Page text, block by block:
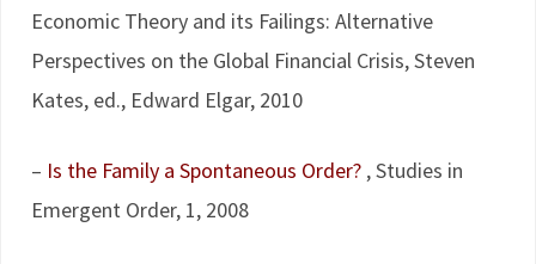
Economic Theory and its Failings: Alternative
Perspectives on the Global Financial Crisis, Steven
Kates, ed., Edward Elgar, 2010
– Is the Family a Spontaneous Order? , Studies in
Emergent Order, 1, 2008